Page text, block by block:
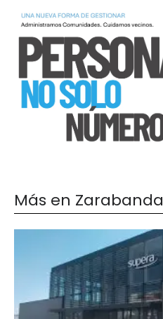
Más en Zarabanda